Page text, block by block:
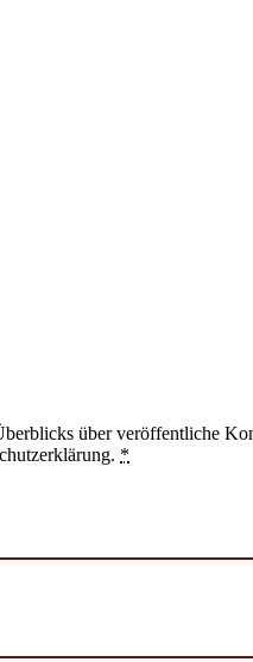
über veröffentliche
*